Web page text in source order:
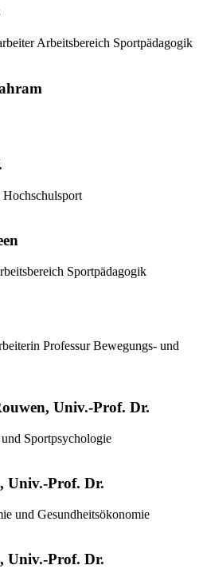
Arbeitsbereich Sportpädagogik
Hochschulsport
Sportpädagogik
Professur Bewegungs- und
Univ.-Prof. Dr.
Sportpsychologie
Univ.-Prof. Dr.
und Gesundheitsökonomie
Univ.-Prof. Dr.